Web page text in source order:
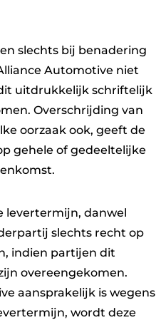
slechts bij benadering
Automotive niet
uitdrukkelijk schriftelijk
Overschrijding van
oorzaak ook, geeft de
gehele of gedeeltelijke
levertermijn, danwel
slechts recht op
indien partijen dit
overeengekomen.
aansprakelijk is wegens
wordt deze